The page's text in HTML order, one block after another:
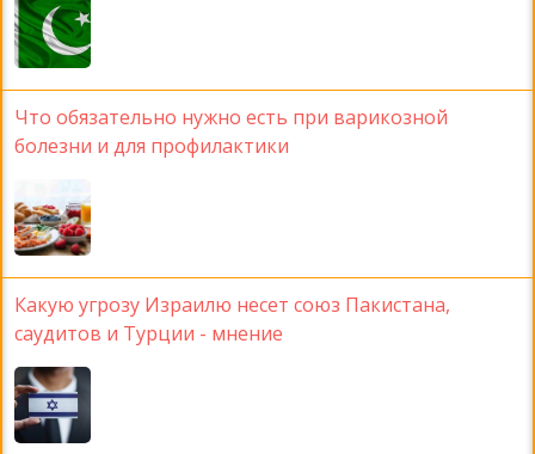
Что обязательно нужно есть при варикозной
болезни и для профилактики
Какую угрозу Израилю несет союз Пакистана,
саудитов и Турции - мнение